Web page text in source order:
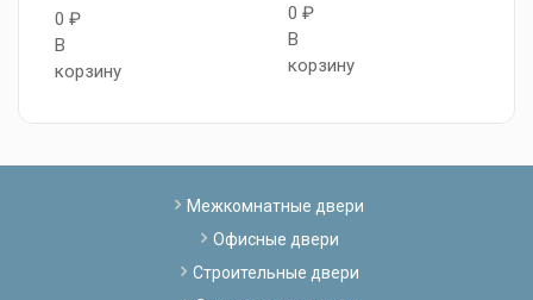
0 ₽
В
корзину
0 ₽
В
корзину
Межкомнатные двери
Офисные двери
Строительные двери